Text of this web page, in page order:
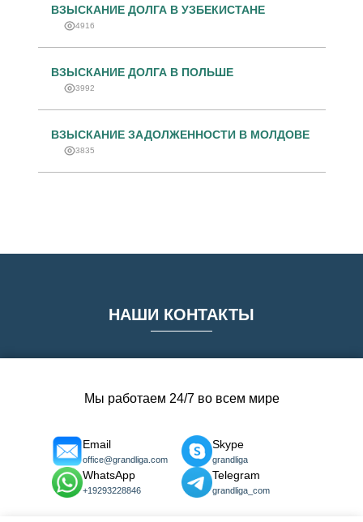
ВЗЫСКАНИЕ ДОЛГА В УЗБЕКИСТАНЕ
4916
ВЗЫСКАНИЕ ДОЛГА В ПОЛЬШЕ
3992
ВЗЫСКАНИЕ ЗАДОЛЖЕННОСТИ В МОЛДОВЕ
3835
НАШИ КОНТАКТЫ
Мы работаем 24/7 во всем мире
Email
office@grandliga.com
Skype
grandliga
WhatsApp
+19293228846
Telegram
grandliga_com